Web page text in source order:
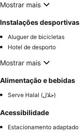
Mostrar mais
Instalações desportivas
Aluguer de bicicletas
Hotel de desporto
Mostrar mais
Alimentação e bebidas
Serve Halal (حلال)
Acessibilidade
Estacionamento adaptado